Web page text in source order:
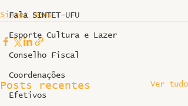
Fala SINTET-UFU
Esporte Cultura e Lazer
Conselho Fiscal
Coordenações
Efetivos
Sintet News
Posts recentes Ver tudo